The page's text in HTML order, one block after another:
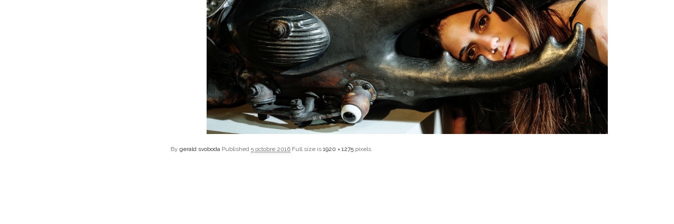
By gerald svoboda Published 5 octobre 2016 Full size is 1920 × 1275 pixels